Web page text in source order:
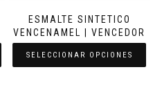
ESMALTE SINTETICO
VENCENAMEL | VENCEDOR
SELECCIONAR OPCIONES